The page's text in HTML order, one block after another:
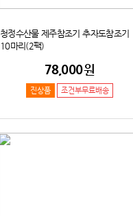
청정수산물 제주참조기 추자도참조기
10마리(2팩)
78,000원
진상품 조건부무료배송